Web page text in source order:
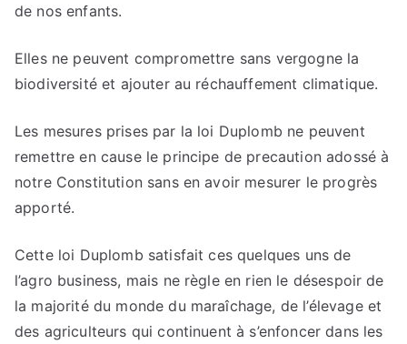
de nos enfants.
Elles ne peuvent compromettre sans vergogne la
biodiversité et ajouter au réchauffement climatique.
Les mesures prises par la loi Duplomb ne peuvent
remettre en cause le principe de precaution adossé à
notre Constitution sans en avoir mesurer le progrès
apporté.
Cette loi Duplomb satisfait ces quelques uns de
l’agro business, mais ne règle en rien le désespoir de
la majorité du monde du maraîchage, de l’élevage et
des agriculteurs qui continuent à s’enfoncer dans les